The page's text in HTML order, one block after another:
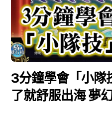
3分鐘學會「小隊
了就舒服出海 夢